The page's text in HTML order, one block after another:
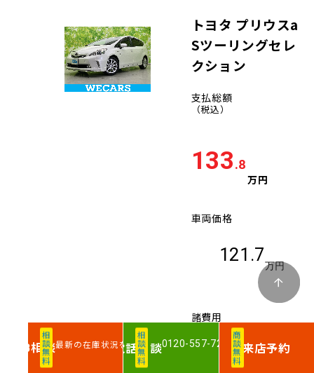
トヨタ プリウスa
Sツーリングセレ
クション
支払総額
（税込）
133.8
万円
車両価格
121.7
万円
諸費用
12.1
相談無料
WEB相談最新の在庫状況を確認
相談無料
電話相談0120-557-720 商談無料来店予約